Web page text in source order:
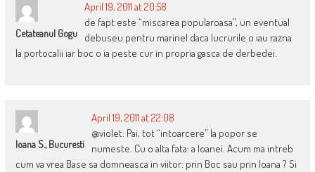
Cetateanul Gogu
April 19, 2011 at 20:58
de fapt este “miscarea popularoasa”, un eventual
debuseu pentru marinel daca lucrurile o iau razna
la portocalii iar boc o ia peste cur in propria gasca de derbedei.
Ioana S., Bucuresti
April 19, 2011 at 22:08
@violet: Pai, tot “intoarcere” la popor se
numeste. Cu o alta fata: a Ioanei. Acum ma intreb
cum va vrea Base sa domneasca in viitor: prin Boc sau prin Ioana ? Si